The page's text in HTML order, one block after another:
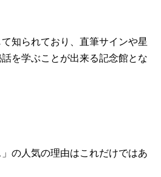
知られており、直筆サインや星
を学ぶことが出来る記念館とな
の人気の理由はこれだけではあ